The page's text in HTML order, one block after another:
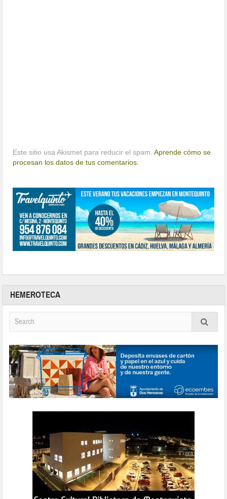
Este sitio usa Akismet para reducir el spam.Aprende cómo se
procesan los datos de tus comentarios.
HEMEROTECA